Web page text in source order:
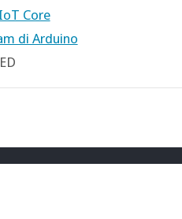
Core
di Arduino